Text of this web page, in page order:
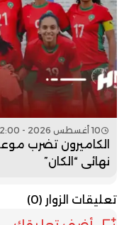
10 أغسطس 2026 - 02:00
الكاميرون تضرب
نهائي “الكان”
تعليقات الزوار (0)